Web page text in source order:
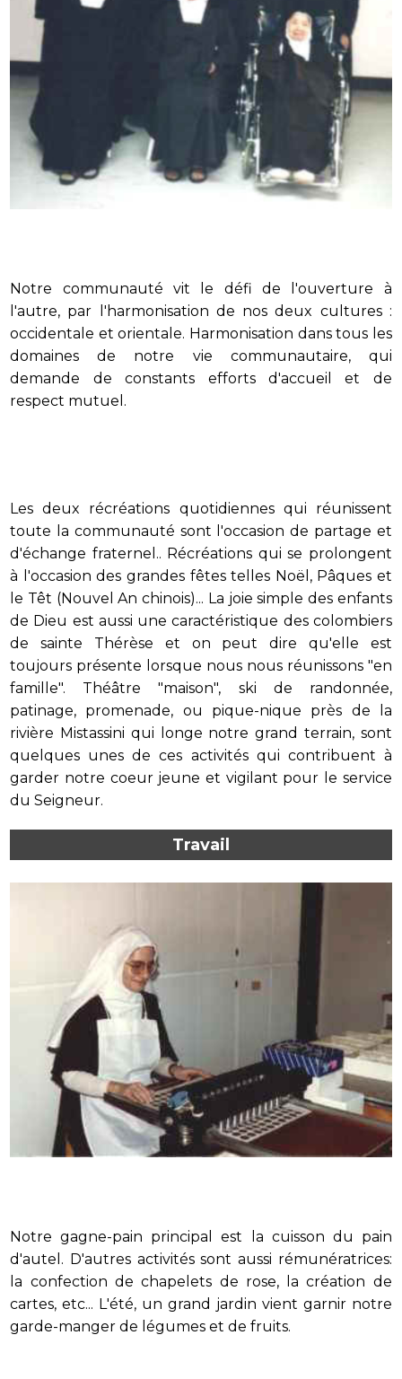
Notre communauté vit le défi de l'ouverture à
l'autre, par l'harmonisation de nos deux cultures :
occidentale et orientale. Harmonisation dans tous les
domaines de notre vie communautaire, qui
demande de constants efforts d'accueil et de
respect mutuel.
Les deux récréations quotidiennes qui réunissent
toute la communauté sont l'occasion de partage et
d'échange fraternel.. Récréations qui se prolongent
à l'occasion des grandes fêtes telles Noël, Pâques et
le Têt (Nouvel An chinois)... La joie simple des enfants
de Dieu est aussi une caractéristique des colombiers
de sainte Thérèse et on peut dire qu'elle est
toujours présente lorsque nous nous réunissons "en
famille". Théâtre "maison", ski de randonnée,
patinage, promenade, ou pique-nique près de la
rivière Mistassini qui longe notre grand terrain, sont
quelques unes de ces activités qui contribuent à
garder notre coeur jeune et vigilant pour le service
du Seigneur.
Travail
Notre gagne-pain principal est la cuisson du pain
d'autel. D'autres activités sont aussi rémunératrices:
la confection de chapelets de rose, la création de
cartes, etc... L'été, un grand jardin vient garnir notre
garde-manger de légumes et de fruits.